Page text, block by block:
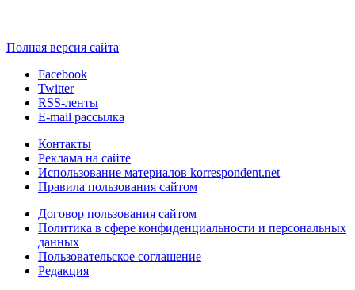
Полная версия сайта
Facebook
Twitter
RSS-ленты
E-mail рассылка
Контакты
Реклама на сайте
Использование материалов korrespondent.net
Правила пользования сайтом
Договор пользования сайтом
Политика в сфере конфиденциальности и персональных
данных
Пользовательское соглашение
Редакция